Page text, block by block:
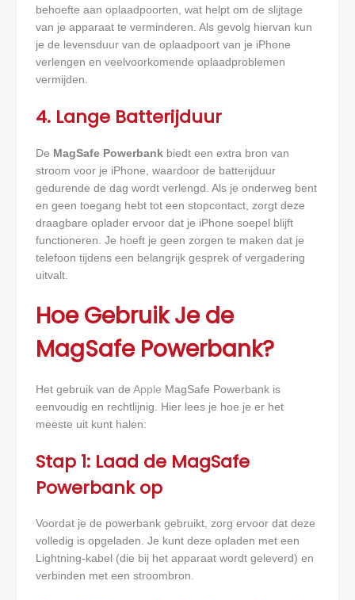
behoefte aan oplaadpoorten, wat helpt om de slijtage
van je apparaat te verminderen. Als gevolg hiervan kun
je de levensduur van de oplaadpoort van je iPhone
verlengen en veelvoorkomende oplaadproblemen
vermijden.
4. Lange Batterijduur
De MagSafe Powerbank biedt een extra bron van
stroom voor je iPhone, waardoor de batterijduur
gedurende de dag wordt verlengd. Als je onderweg bent
en geen toegang hebt tot een stopcontact, zorgt deze
draagbare oplader ervoor dat je iPhone soepel blijft
functioneren. Je hoeft je geen zorgen te maken dat je
telefoon tijdens een belangrijk gesprek of vergadering
uitvalt.
Hoe Gebruik Je de
MagSafe Powerbank?
Het gebruik van de Apple MagSafe Powerbank is
eenvoudig en rechtlijnig. Hier lees je hoe je er het
meeste uit kunt halen:
Stap 1: Laad de MagSafe
Powerbank op
Voordat je de powerbank gebruikt, zorg ervoor dat deze
volledig is opgeladen. Je kunt deze opladen met een
Lightning-kabel (die bij het apparaat wordt geleverd) en
verbinden met een stroombron.